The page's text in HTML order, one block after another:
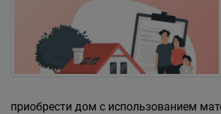
приобрести дом с использованием